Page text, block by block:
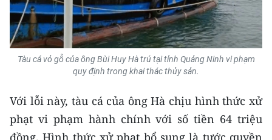
NHÂN DÂN CUỐI TUẦN
NHÂN DÂN HẰNG THÁNG
ĐỌC BÁO IN
Tàu cá vỏ gỗ của ông Bùi Huy Hà trú tại tỉnh Quảng Ninh vi phạm
quy định trong khai thác thủy sản.
Với lỗi này, tàu cá của ông Hà chịu hình thức xử
phạt vi phạm hành chính với số tiền 64 triệu